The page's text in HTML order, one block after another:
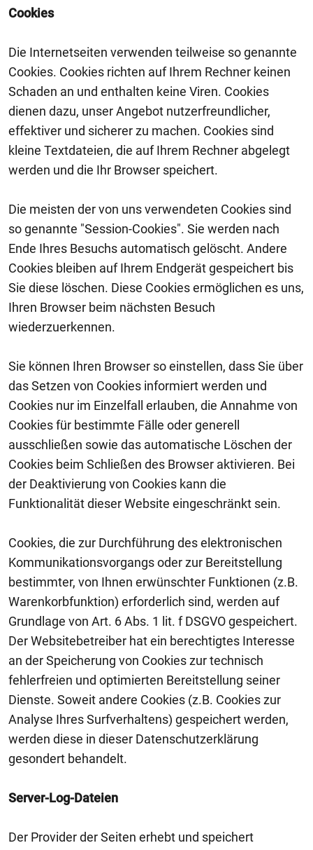
Cookies
Die Internetseiten verwenden teilweise so genannte
Cookies. Cookies richten auf Ihrem Rechner keinen
Schaden an und enthalten keine Viren. Cookies
dienen dazu, unser Angebot nutzerfreundlicher,
effektiver und sicherer zu machen. Cookies sind
kleine Textdateien, die auf Ihrem Rechner abgelegt
werden und die Ihr Browser speichert.
Die meisten der von uns verwendeten Cookies sind
so genannte "Session-Cookies". Sie werden nach
Ende Ihres Besuchs automatisch gelöscht. Andere
Cookies bleiben auf Ihrem Endgerät gespeichert bis
Sie diese löschen. Diese Cookies ermöglichen es uns,
Ihren Browser beim nächsten Besuch
wiederzuerkennen.
Sie können Ihren Browser so einstellen, dass Sie über
das Setzen von Cookies informiert werden und
Cookies nur im Einzelfall erlauben, die Annahme von
Cookies für bestimmte Fälle oder generell
ausschließen sowie das automatische Löschen der
Cookies beim Schließen des Browser aktivieren. Bei
der Deaktivierung von Cookies kann die
Funktionalität dieser Website eingeschränkt sein.
Cookies, die zur Durchführung des elektronischen
Kommunikationsvorgangs oder zur Bereitstellung
bestimmter, von Ihnen erwünschter Funktionen (z.B.
Warenkorbfunktion) erforderlich sind, werden auf
Grundlage von Art. 6 Abs. 1 lit. f DSGVO gespeichert.
Der Websitebetreiber hat ein berechtigtes Interesse
an der Speicherung von Cookies zur technisch
fehlerfreien und optimierten Bereitstellung seiner
Dienste. Soweit andere Cookies (z.B. Cookies zur
Analyse Ihres Surfverhaltens) gespeichert werden,
werden diese in dieser Datenschutzerklärung
gesondert behandelt.
Server-Log-Dateien
Der Provider der Seiten erhebt und speichert